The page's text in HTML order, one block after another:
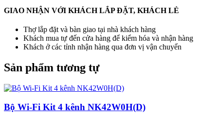
GIAO NHẬN VỚI KHÁCH LẮP ĐẶT, KHÁCH LẺ
Thợ lắp đặt và bàn giao tại nhà khách hàng
Khách mua tự đến cửa hàng để kiểm hóa và nhận hàng
Khách ở các tỉnh nhận hàng qua đơn vị vận chuyển
Sản phẩm tương tự
Bộ Wi-Fi Kit 4 kênh NK42W0H(D)